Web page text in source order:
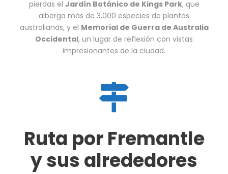
pierdas el Jardín Botánico de Kings Park, que
alberga más de 3,000 especies de plantas
australianas, y el Memorial de Guerra de Australia
Occidental, un lugar de reflexión con vistas
impresionantes de la ciudad.
Ruta por Fremantle
y sus alrededores